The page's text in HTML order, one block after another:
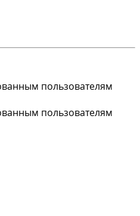
пользователям
пользователям